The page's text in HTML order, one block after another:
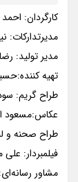
کارگردان: احمد
مدیرتدارکات:
مدیر تولید:
تهیه
طراح گریم:
عکاس:مسعود
طراح صحنه و
فیلمبردار:
مشاور